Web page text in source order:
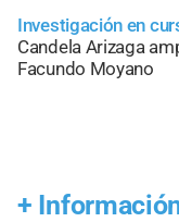
Investigación en
Candela Arizaga
Facundo Moyano
+